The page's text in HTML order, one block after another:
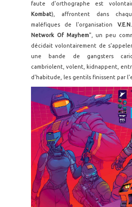
faute d'orthographe est
Kombat), affrontent dans
maléfiques de l'organisation
Network Of Mayhem", un peu
décidait volontairement de
une bande de gangsters
cambriolent, volent, kidnappent,
d'habitude, les gentils finissent par